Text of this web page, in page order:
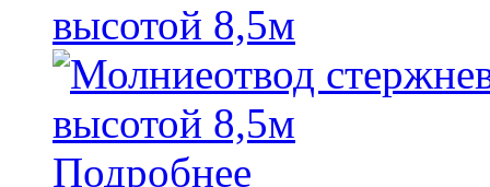
высотой 8,5м
Подробнее